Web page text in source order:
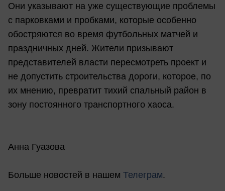
Они указывают на уже существующие проблемы
с парковками и пробками, которые особенно
обостряются во время футбольных матчей и
праздничных дней. Жители призывают
представителей власти пересмотреть проект и
не допустить строительства дороги, которое, по
их мнению, превратит тихий спальный район в
зону постоянного транспортного хаоса.
Анна Гуазова
Больше новостей в нашем Телеграм.